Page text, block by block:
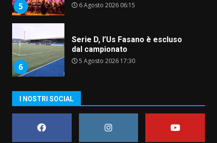
5 6 Agosto 2026 06:15
6
Serie D, l’Us Fasano è escluso
dal campionato
5 Agosto 2026 17:30
Truffatori in azione nelle
I NOSTRI SOCIAL